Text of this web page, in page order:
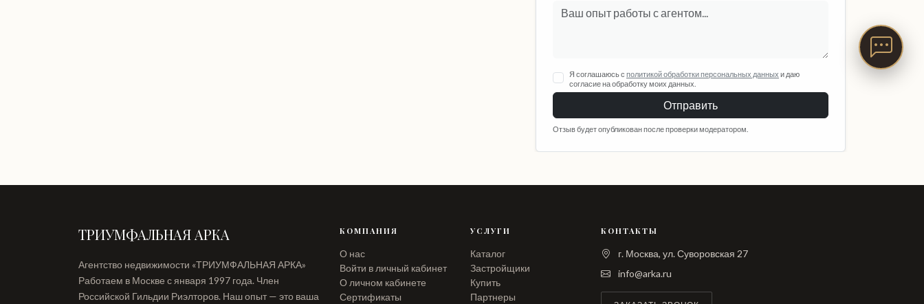
Я соглашаюсь с политикой обработки персональных данных и даю
согласие на обработку моих данных.
Отправить
Отзыв будет опубликован после проверки модератором.
ТРИУМФАЛЬНАЯ АРКА
Агентство недвижимости «ТРИУМФАЛЬНАЯ АРКА»
Работаем в Москве с января 1997 года. Член
Российской Гильдии Риэлторов. Наш опыт — это ваша
КОМПАНИЯ
О нас
Войти в личный кабинет
О личном кабинете
Сертификаты
УСЛУГИ
Каталог
Застройщики
Купить
Партнеры
КОНТАКТЫ
г. Москва, ул. Суворовская 27
info@arka.ru